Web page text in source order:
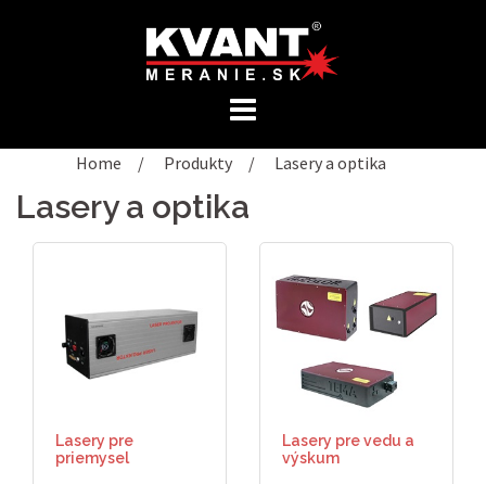
Home / Produkty / Lasery a optika
Lasery a optika
Lasery pre
priemysel
Lasery pre vedu a
výskum